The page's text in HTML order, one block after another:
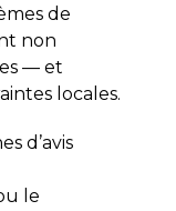
de
non
— et
locales.
d’avis
le